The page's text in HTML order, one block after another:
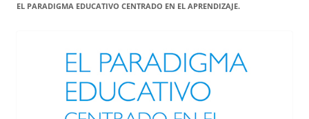
EL PARADIGMA EDUCATIVO CENTRADO EN EL APRENDIZAJE.